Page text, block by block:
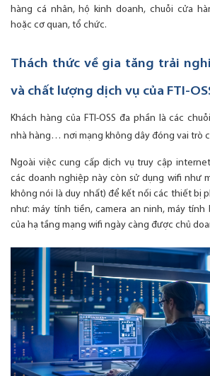
hàng cá nhân, hộ kinh doanh, chuỗi cửa
hoặc cơ quan, tổ chức.
Thách thức về gia tăng trải
và chất lượng dịch vụ của FTI-
Khách hàng của FTI-OSS đa phần là các
nhà hàng… nơi mạng không dây đóng vai trò
Ngoài việc cung cấp dịch vụ truy cập
các doanh nghiệp này còn sử dụng wifi như
không nói là duy nhất) để kết nối các thiết bị
như: máy tính tiền, camera an ninh, máy tính
của hạ tầng mạng wifi ngày càng được chủ